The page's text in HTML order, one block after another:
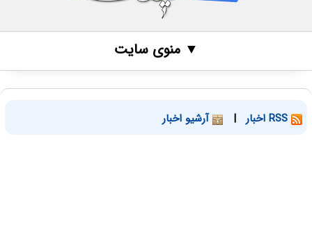
▼ منوی سایت
| آرشیو اخبار